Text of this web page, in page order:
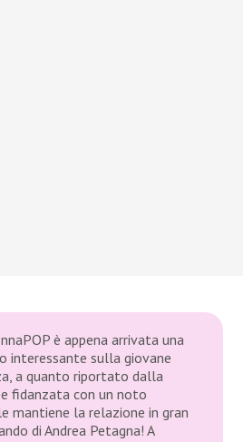
è appena arrivata una
interessante sulla giovane
a quanto riportato dalla
fidanzata con un noto
mantiene la relazione in gran
di Andrea Petagna! A